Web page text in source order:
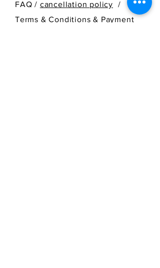
FAQ / cancellation policy
/
Terms & Conditions & Payment